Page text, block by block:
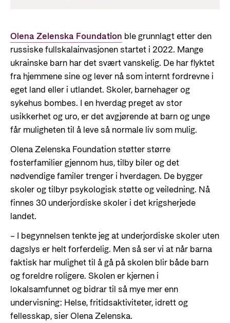
Olena Zelenska Foundation ble grunnlagt etter den
russiske fullskalainvasjonen startet i 2022. Mange
ukrainske barn har det svært vanskelig. De har flyktet
fra hjemmene sine og lever nå som internt fordrevne i
eget land eller i utlandet. Skoler, barnehager og
sykehus bombes. I en hverdag preget av stor
usikkerhet og uro, er det avgjørende at barn og unge
får muligheten til å leve så normale liv som mulig.
Olena Zelenska Foundation støtter større
fosterfamilier gjennom hus, tilby biler og det
nødvendige familer trenger i hverdagen. De bygger
skoler og tilbyr psykologisk støtte og veiledning. Nå
finnes 30 underjordiske skoler i det krigsherjede
landet.
– I begynnelsen tenkte jeg at underjordiske skoler uten
dagslys er helt forferdelig. Men så ser vi at når barna
faktisk har mulighet til å gå på skolen blir både barn
og foreldre roligere. Skolen er kjernen i
lokalsamfunnet og bidrar til så mye mer enn
undervisning: Helse, fritidsaktiviteter, idrett og
fellesskap, sier Olena Zelenska.